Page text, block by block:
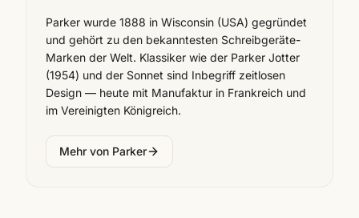
Parker wurde 1888 in Wisconsin (USA) gegründet
und gehört zu den bekanntesten Schreibgeräte-
Marken der Welt. Klassiker wie der Parker Jotter
(1954) und der Sonnet sind Inbegriff zeitlosen
Design — heute mit Manufaktur in Frankreich und
im Vereinigten Königreich.
Mehr von Parker